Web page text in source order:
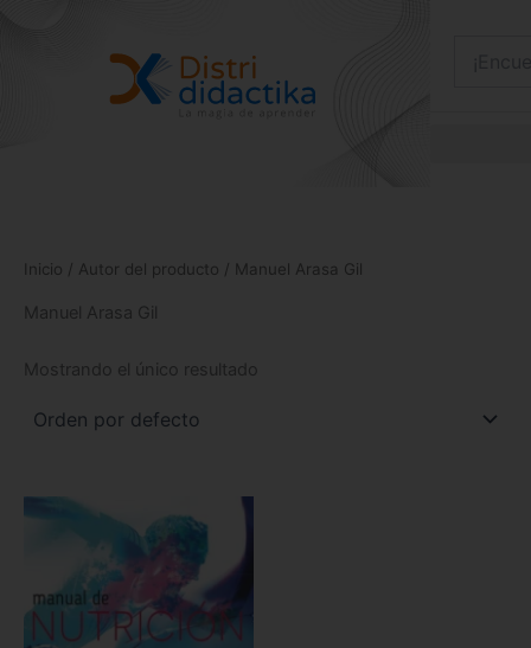
Inicio / Autor del producto / Manuel Arasa Gil
Manuel Arasa Gil
Mostrando el único resultado